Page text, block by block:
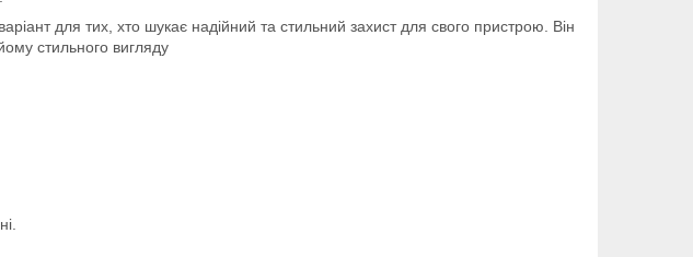
для тих, хто шукає надійний та стильний захист для свого пристрою. Він
стильного вигляду